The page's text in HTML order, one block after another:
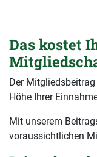
Das kostet
Der
Höhe Ihrer
Mit unserem
voraussichtlichen